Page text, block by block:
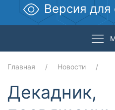
Версия
Главная Новости
Декадник,